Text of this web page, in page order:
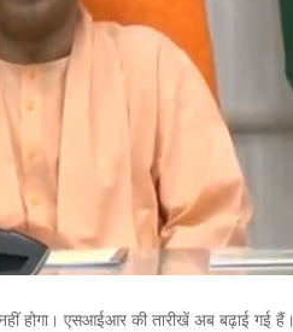
होगा। एसआईआर की तारीखें अब बढ़ाई गई हैं।